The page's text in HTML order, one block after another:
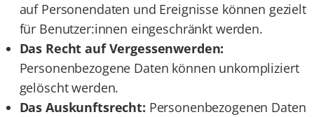
auf Personendaten und Ereignisse können gezielt
für Benutzer:innen eingeschränkt werden.
Das Recht auf Vergessenwerden:
Personenbezogene Daten können unkompliziert
gelöscht werden.
Das Auskunftsrecht: Personenbezogenen Daten